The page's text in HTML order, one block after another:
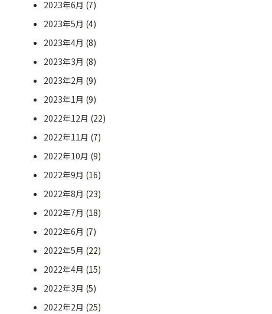
2023年6月 (7)
2023年5月 (4)
2023年4月 (8)
2023年3月 (8)
2023年2月 (9)
2023年1月 (9)
2022年12月 (22)
2022年11月 (7)
2022年10月 (9)
2022年9月 (16)
2022年8月 (23)
2022年7月 (18)
2022年6月 (7)
2022年5月 (22)
2022年4月 (15)
2022年3月 (5)
2022年2月 (25)